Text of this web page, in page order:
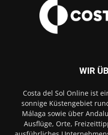
WIR
Costa del Sol Online ist
sonnige Küstengebiet
Málaga sowie über
Ausflüge, Orte,